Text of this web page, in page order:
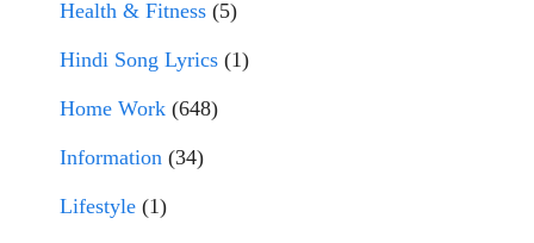
Health & Fitness (5)
Hindi Song Lyrics (1)
Home Work (648)
Information (34)
Lifestyle (1)